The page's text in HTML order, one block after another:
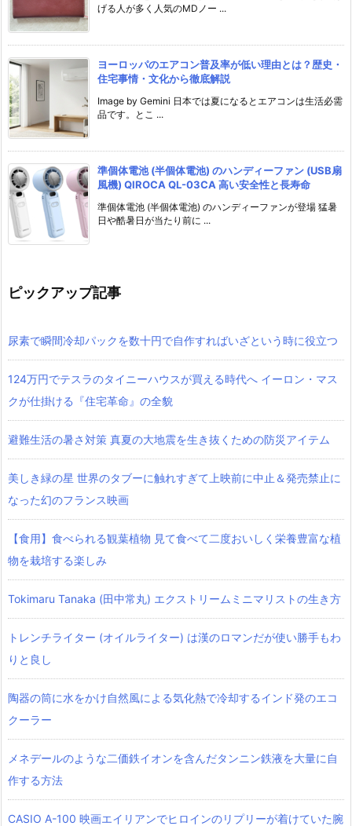
げる人が多く人気のMDノー ...
ヨーロッパのエアコン普及率が低い理由とは？歴史・
住宅事情・文化から徹底解説
Image by Gemini 日本では夏になるとエアコンは生活必需
品です。とこ ...
準個体電池 (半個体電池) のハンディーファン (USB扇
風機) QIROCA QL-03CA 高い安全性と長寿命
準個体電池 (半個体電池) のハンディーファンが登場 猛暑
日や酷暑日が当たり前に ...
ピックアップ記事
尿素で瞬間冷却パックを数十円で自作すればいざという時に役立つ
124万円でテスラのタイニーハウスが買える時代へ イーロン・マス
クが仕掛ける『住宅革命』の全貌
避難生活の暑さ対策 真夏の大地震を生き抜くための防災アイテム
美しき緑の星 世界のタブーに触れすぎて上映前に中止＆発売禁止に
なった幻のフランス映画
【食用】食べられる観葉植物 見て食べて二度おいしく栄養豊富な植
物を栽培する楽しみ
Tokimaru Tanaka (田中常丸) エクストリームミニマリストの生き方
トレンチライター (オイルライター) は漢のロマンだが使い勝手もわ
りと良し
陶器の筒に水をかけ自然風による気化熱で冷却するインド発のエコ
クーラー
メネデールのような二価鉄イオンを含んだタンニン鉄液を大量に自
作する方法
CASIO A-100 映画エイリアンでヒロインのリプリーが着けていた腕